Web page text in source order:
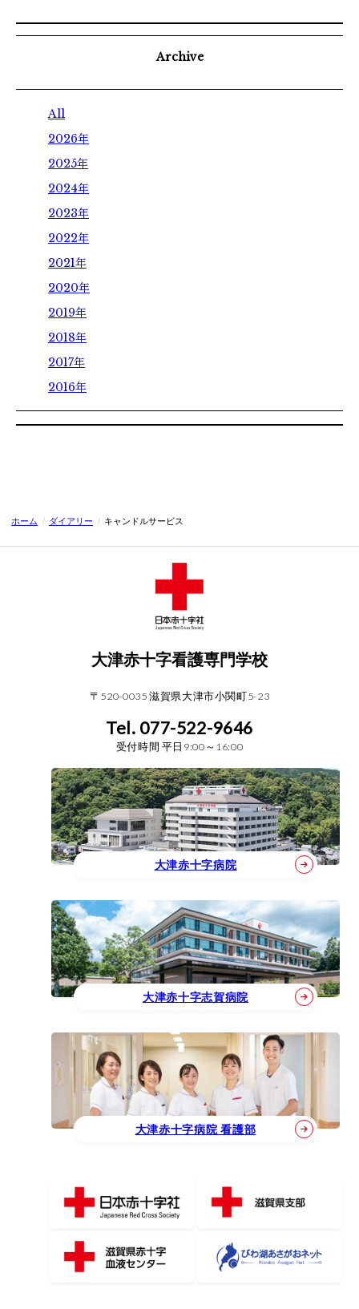
お知らせ
アクセス
お問い合わせ
卒業生の方へ
各種証明書の申請
同窓会
Archive
All
2026年
2025年
2024年
2023年
2022年
2021年
2020年
2019年
2018年
2017年
2016年
ホーム / ダイアリー / キャンドルサービス
大津赤十字看護専門学校
〒520-0035 滋賀県大津市小関町5-23
Tel. 077-522-9646
受付時間 平日9:00～16:00
大津赤十字病院
大津赤十字志賀病院
大津赤十字病院 看護部